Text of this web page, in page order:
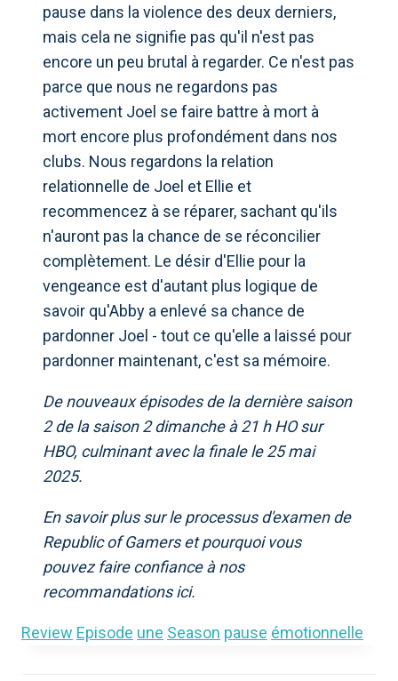
pause dans la violence des deux derniers,
mais cela ne signifie pas qu'il n'est pas
encore un peu brutal à regarder. Ce n'est pas
parce que nous ne regardons pas
activement Joel se faire battre à mort à
mort encore plus profondément dans nos
clubs. Nous regardons la relation
relationnelle de Joel et Ellie et
recommencez à se réparer, sachant qu'ils
n'auront pas la chance de se réconcilier
complètement. Le désir d'Ellie pour la
vengeance est d'autant plus logique de
savoir qu'Abby a enlevé sa chance de
pardonner Joel - tout ce qu'elle a laissé pour
pardonner maintenant, c'est sa mémoire.
De nouveaux épisodes de la dernière saison
2 de la saison 2 dimanche à 21 h HO sur
HBO, culminant avec la finale le 25 mai
2025.
En savoir plus sur le processus d'examen de
Republic of Gamers et pourquoi vous
pouvez faire confiance à nos
recommandations ici.
Review Episode une Season pause émotionnelle